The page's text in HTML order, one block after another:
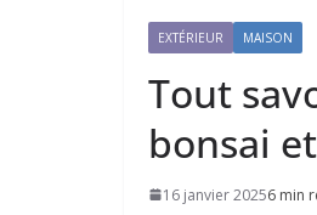
EXTÉRIEUR MAISON
Tout
bonsai
16 janvier 20256 min